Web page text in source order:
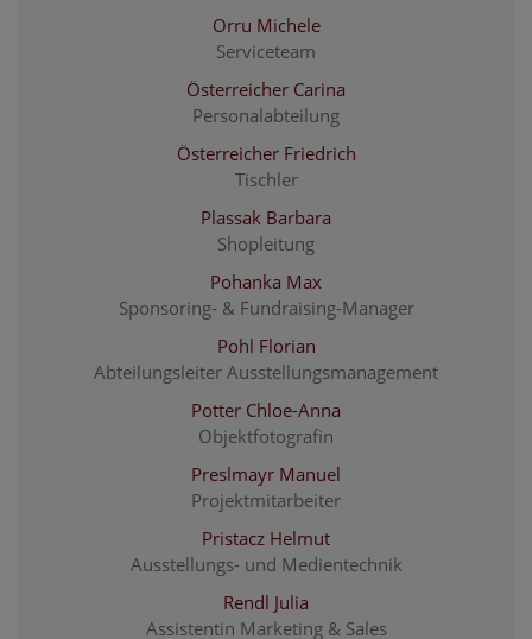
Orru Michele
Serviceteam
Österreicher Carina
Personalabteilung
Österreicher Friedrich
Tischler
Plassak Barbara
Shopleitung
Pohanka Max
Sponsoring- & Fundraising-Manager
Pohl Florian
Abteilungsleiter Ausstellungsmanagement
Potter Chloe-Anna
Objektfotografin
Preslmayr Manuel
Projektmitarbeiter
Pristacz Helmut
Ausstellungs- und Medientechnik
Rendl Julia
Assistentin Marketing & Sales